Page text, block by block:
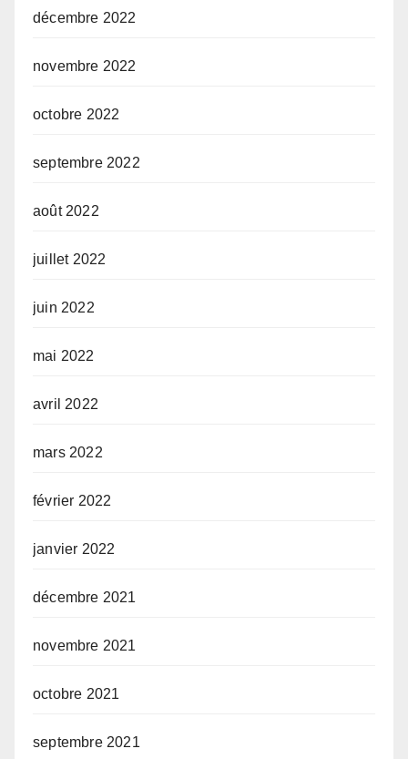
décembre 2022
novembre 2022
octobre 2022
septembre 2022
août 2022
juillet 2022
juin 2022
mai 2022
avril 2022
mars 2022
février 2022
janvier 2022
décembre 2021
novembre 2021
octobre 2021
septembre 2021